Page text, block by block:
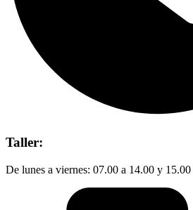
Taller:
De lunes a viernes: 07.00 a 14.00 y